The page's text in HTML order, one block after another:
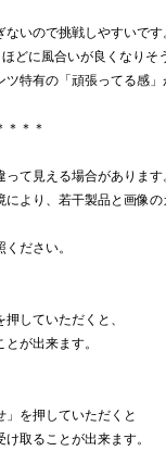
いので挑戦しやすいです
どに風合いが良くなりそ
特有の「頑張ってる感」
＊＊＊
て見える場合があります
より、若干製品と画像
ださい。
していただくと、
が出来ます。
」を押していただくと
取ることが出来ます。